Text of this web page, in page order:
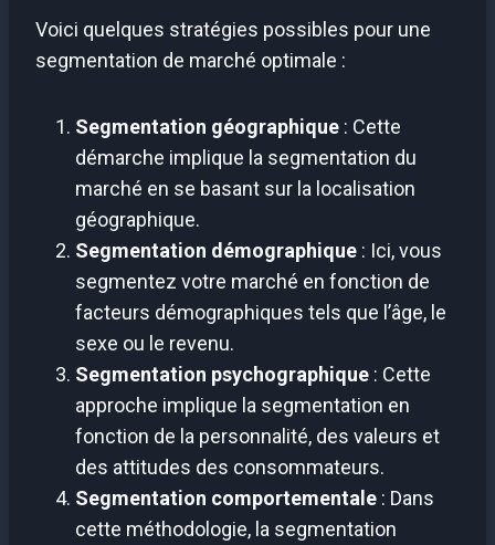
Voici quelques stratégies possibles pour une
segmentation de marché optimale :
Segmentation géographique : Cette
démarche implique la segmentation du
marché en se basant sur la localisation
géographique.
Segmentation démographique : Ici, vous
segmentez votre marché en fonction de
facteurs démographiques tels que l’âge, le
sexe ou le revenu.
Segmentation psychographique : Cette
approche implique la segmentation en
fonction de la personnalité, des valeurs et
des attitudes des consommateurs.
Segmentation comportementale : Dans
cette méthodologie, la segmentation